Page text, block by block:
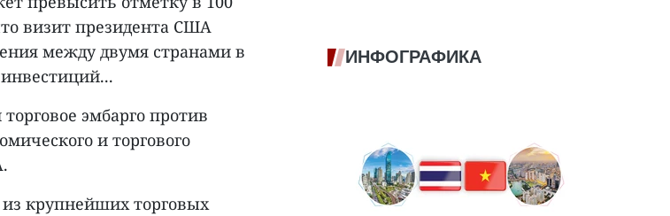
визит президента США
между двумя странами в
эмбарго против
и торгового
крупнейших торговых
ИНФОГРАФИКА